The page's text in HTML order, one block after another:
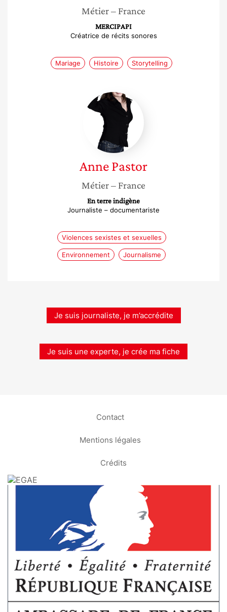
Métier– France
MERCIPAPI
Créatrice de récits sonores
Mariage Histoire Storytelling
Anne
Pastor
AnnePastor
Métier– France
En terre indigène
Journaliste – documentariste
Violences sexistes et sexuelles
Environnement Journalisme
Je suis journaliste, je m’accrédite
Je suis une experte, je crée ma fiche
Contact
Mentions légales
Crédits